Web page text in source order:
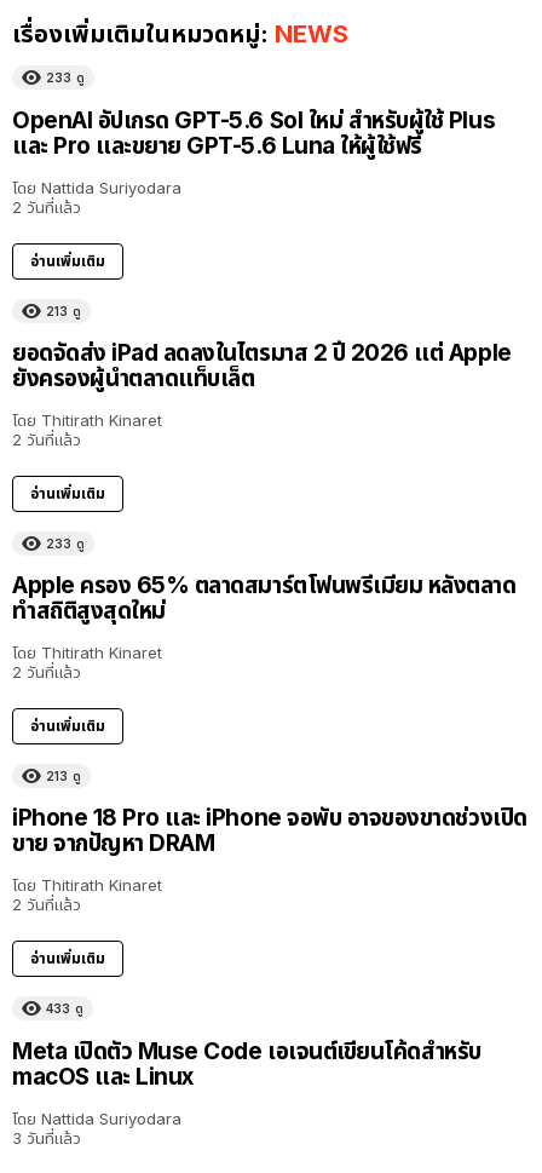
เรื่องเพิ่มเติมในหมวดหมู่: NEWS
233 ดู
OpenAI อัปเกรด GPT-5.6 Sol ใหม่ สำหรับผู้ใช้ Plus
และ Pro และขยาย GPT-5.6 Luna ให้ผู้ใช้ฟรี
โดย Nattida Suriyodara
2 วันที่แล้ว
อ่านเพิ่มเติม
213 ดู
ยอดจัดส่ง iPad ลดลงในไตรมาส 2 ปี 2026 แต่ Apple
ยังครองผู้นำตลาดแท็บเล็ต
โดย Thitirath Kinaret
2 วันที่แล้ว
อ่านเพิ่มเติม
233 ดู
Apple ครอง 65% ตลาดสมาร์ตโฟนพรีเมียม หลังตลาด
ทำสถิติสูงสุดใหม่
โดย Thitirath Kinaret
2 วันที่แล้ว
อ่านเพิ่มเติม
213 ดู
iPhone 18 Pro และ iPhone จอพับ อาจของขาดช่วงเปิด
ขาย จากปัญหา DRAM
โดย Thitirath Kinaret
2 วันที่แล้ว
อ่านเพิ่มเติม
433 ดู
Meta เปิดตัว Muse Code เอเจนต์เขียนโค้ดสำหรับ
macOS และ Linux
โดย Nattida Suriyodara
3 วันที่แล้ว